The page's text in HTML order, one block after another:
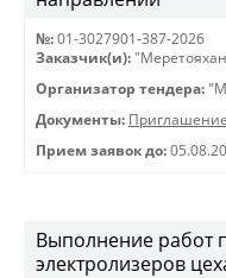
№: 01-3027901-387-2026
Заказчик(и):
Организатор тендера:
Документы:
Прием заявок до:
Выполнение работ
электролизеров